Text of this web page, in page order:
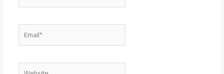
Email*
Website